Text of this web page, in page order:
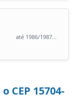
até 1986/1987...
CEP 15704-